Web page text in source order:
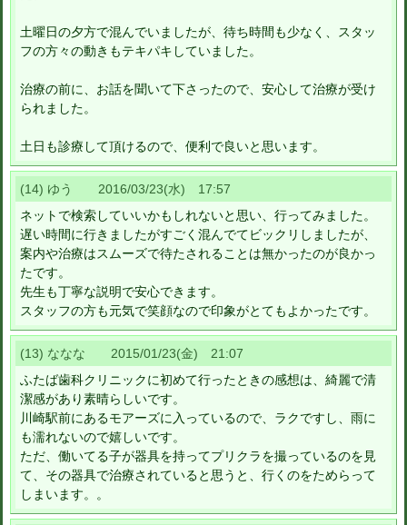
土曜日の夕方で混んでいましたが、待ち時間も少なく、スタッ
フの方々の動きもテキパキしていました。
治療の前に、お話を聞いて下さったので、安心して治療が受け
られました。
土日も診療して頂けるので、便利で良いと思います。
(14) ゆう 2016/03/23(水) 17:57
ネットで検索していいかもしれないと思い、行ってみました。
遅い時間に行きましたがすごく混んでてビックリしましたが、
案内や治療はスムーズで待たされることは無かったのが良かっ
たです。
先生も丁寧な説明で安心できます。
スタッフの方も元気で笑顔なので印象がとてもよかったです。
(13) ななな 2015/01/23(金) 21:07
ふたば歯科クリニックに初めて行ったときの感想は、綺麗で清
潔感があり素晴らしいです。
川崎駅前にあるモアーズに入っているので、ラクですし、雨に
も濡れないので嬉しいです。
ただ、働いてる子が器具を持ってプリクラを撮っているのを見
て、その器具で治療されていると思うと、行くのをためらって
しまいます。。